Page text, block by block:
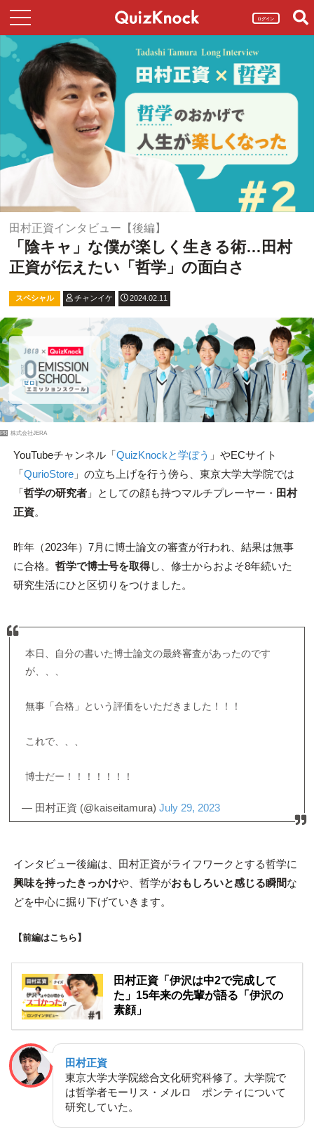
ログイン
田村正資インタビュー【後編】
「陰キャ」な僕が楽しく生きる術…田村
正資が伝えたい「哲学」の面白さ
スペシャル チャンイケ 2024.02.11
PR 株式会社JERA
YouTubeチャンネル「QuizKnockと学ぼう 」やECサイト
「QurioStore」の立ち上げを行う傍ら、東京大学大学院では
「哲学の研究者」としての顔も持つマルチプレーヤー・ 田村
正資。
昨年（2023年）7月に博士論文の審査が行われ、結果は無事
に合格。 哲学で博士号を取得し、修士からおよそ8年続いた
研究生活にひと区切りをつけました。
本日、自分の書いた博士論文の最終審査があったのです
が、、、
無事「合格」という評価をいただきました！！！
これで、、、
博士だー！！！！！！！
— 田村正資 (@kaiseitamura) July 29, 2023
インタビュー後編は、田村正資がライフワークとする哲学に
興味を持ったきっかけや、哲学がおもしろいと感じる瞬間な
どを中心に掘り下げていきます。
【前編はこちら】
田村正資「伊沢は中2で完成して
た」15年来の先輩が語る「伊沢の
素顔」
田村正資
東京大学大学院総合文化研究科修了。大学院で
は哲学者モーリス・メルロ゠ポンティについて
研究していた。